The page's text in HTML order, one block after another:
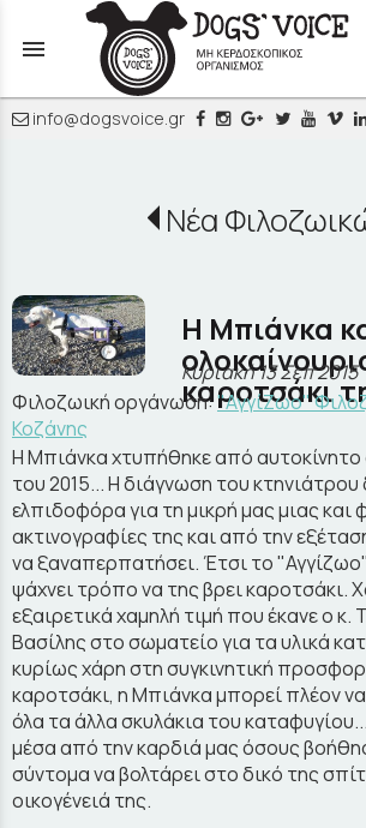
menu
info@dogsvoice.gr
Νέα
Η Μπιάνκα
καροτσάκι
Κυριακή 13 Σεπ 2015
Φιλοζωική οργάνωση:"ΑγγίΖωο"
Κοζάνης
Η Μπιάνκα χτυπήθηκε από αυτοκίνητο
του 2015... Η διάγνωση του
ελπιδοφόρα για τη μικρή μας μιας και
ακτινογραφίες της και από την
να ξαναπερπατήσει. Έτσι το "Αγγίζωο"
ψάχνει τρόπο να της βρει καροτσάκι.
εξαιρετικά χαμηλή τιμή που έκανε ο κ.
Βασίλης στο σωματείο για τα υλικά
κυρίως χάρη στη συγκινητική
καροτσάκι, η Μπιάνκα μπορεί πλέον
όλα τα άλλα σκυλάκια του
μέσα από την καρδιά μας όσους
σύντομα να βολτάρει στο δικό της
οικογένειά της.